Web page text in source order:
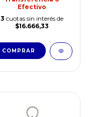
Efectivo
3 cuotas sin interés de
$16.666,33